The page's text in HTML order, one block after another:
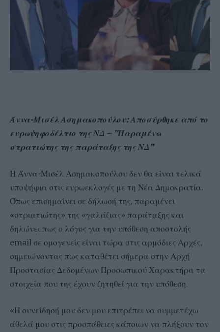
Άννα-Μισέλ Ασημακοπούλου: Αποσύρθηκε από το
ευρωψηφοδέλτιο της ΝΔ – ”Παραμένω
στρατιώτης της παράταξης της ΝΔ”
Η Άννα-Μισέλ Ασημακοπούλου δεν θα είναι τελικά
υποψήφια στις ευρωεκλογές με τη Νέα Δημοκρατία.
Όπως επισημαίνει σε δήλωσή της, παραμένει
«στριατιώτης» της «γαλάζιας» παράταξης και
δηλώνει πως ο λόγος για την υπόθεση αποστολής
email σε ομογενείς είναι τώρα στις αρμόδιες Αρχές,
σημειώνοντας πως καταθέτει σήμερα στην Αρχή
Προστασίας Δεδομένων Προσωπικού Χαρακτήρα τα
στοιχεία που της έχουν ζητηθεί για την υπόθεση.
«Η συνείδησή μου δεν μου επιτρέπει να συμμετέχω
άθελά μου στις προσπάθειες κάποιων να πλήξουν τον